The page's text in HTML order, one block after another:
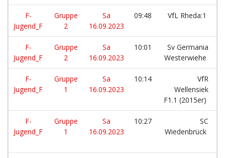
F-
Jugend_F
Gruppe
2
Sa
16.09.2023
09:48 VfL Rheda:1
F-
Jugend_F
Gruppe
2
Sa
16.09.2023
10:01
Sv Germania
Westerwiehe
F-
Jugend_F
Gruppe
1
Sa
16.09.2023
10:14
VfR
Wellensiek
F1.1 (2015er)
F-
Jugend_F
Gruppe
1
Sa
16.09.2023
10:27
SC
Wiedenbrück